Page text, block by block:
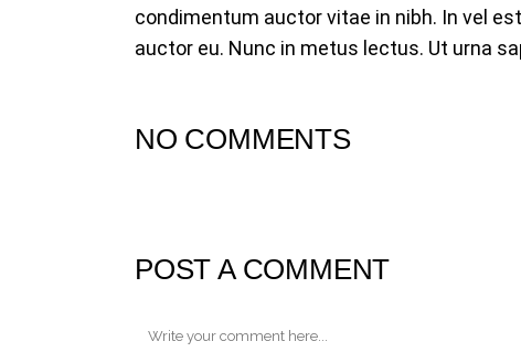
condimentum auctor vitae in nibh. In vel
auctor eu. Nunc in metus lectus. Ut urna
NO COMMENTS
POST A COMMENT